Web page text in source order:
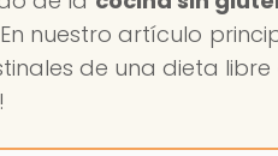
nuestro artículo
de una dieta libre